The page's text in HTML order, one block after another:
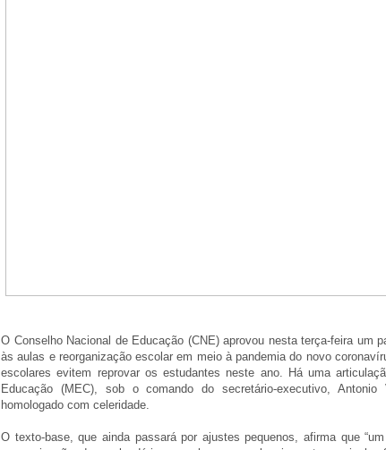
O Conselho Nacional de Educação (CNE) aprovou nesta terça-feira um
às aulas e reorganização escolar em meio à pandemia do novo
escolares evitem reprovar os estudantes neste ano. Há uma
Educação (MEC), sob o comando do secretário-executivo,
homologado com celeridade.
O texto-base, que ainda passará por ajustes pequenos, afirma que